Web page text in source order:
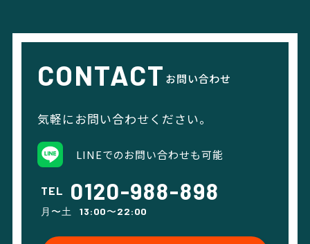
CONTACT お問い合わせ
気軽にお問い合わせください。
LINEでのお問い合わせも可能
TEL 0120-988-898
月〜土 13:00〜22:00